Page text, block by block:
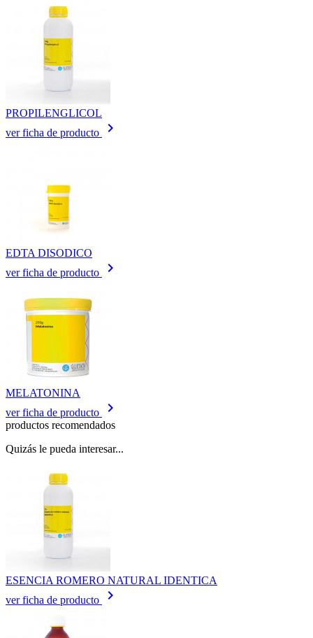
PROPILENGLICOL
ver ficha de producto
keyboard_arrow_right
EDTA DISODICO
ver ficha de producto
keyboard_arrow_right
MELATONINA
ver ficha de producto
keyboard_arrow_right
productos recomendados
Quizás le pueda interesar...
ESENCIA ROMERO NATURAL IDENTICA
ver ficha de producto
keyboard_arrow_right